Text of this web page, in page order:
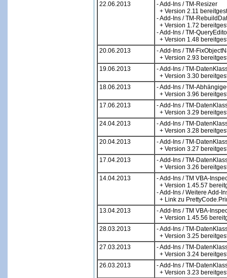
22.06.2013
- Add-Ins / TM-Resizer
+ Version 2.11
- Add-Ins / TM-
+ Version 1.72
- Add-Ins / TM-
+ Version 1.48
20.06.2013
- Add-Ins / TM-
+ Version 2.93
19.06.2013
- Add-Ins / TM-
+ Version 3.30
18.06.2013
- Add-Ins / TM-
+ Version 3.96
17.06.2013
- Add-Ins / TM-
+ Version 3.29
24.04.2013
- Add-Ins / TM-
+ Version 3.28
20.04.2013
- Add-Ins / TM-
+ Version 3.27
17.04.2013
- Add-Ins / TM-
+ Version 3.26
14.04.2013
- Add-Ins / TM VBA-
+ Version 1.45.57
- Add-Ins / Weitere Add-
+ Link zu
13.04.2013
- Add-Ins / TM VBA-
+ Version 1.45.56
28.03.2013
- Add-Ins / TM-
+ Version 3.25
27.03.2013
- Add-Ins / TM-
+ Version 3.24
26.03.2013
- Add-Ins / TM-
+ Version 3.23